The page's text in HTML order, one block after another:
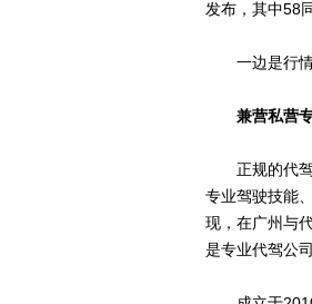
发布，其中58
一边是行情
兼营私营
正规的代驾
专业驾驶技能
现，在广州与
是专业代驾公司